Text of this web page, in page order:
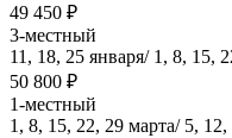
49 450 ₽
3-местный
11, 18, 25 января/ 1, 8, 15,
50 800 ₽
1-местный
1, 8, 15, 22, 29 марта/ 5,